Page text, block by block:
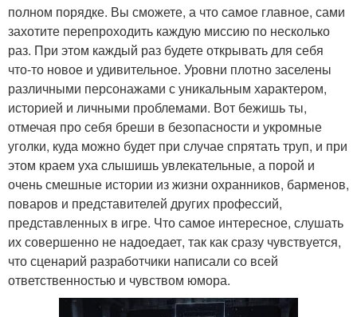
полном порядке. Вы сможете, а что самое главное, сами
захотите перепроходить каждую миссию по несколько
раз. При этом каждый раз будете открывать для себя
что-то новое и удивительное. Уровни плотно заселены
различными персонажами с уникальным характером,
историей и личными проблемами. Вот бежишь ты,
отмечая про себя бреши в безопасности и укромные
уголки, куда можно будет при случае спрятать труп, и при
этом краем уха слышишь увлекательные, а порой и
очень смешные истории из жизни охранников, барменов,
поваров и представителей других профессий,
представленных в игре. Что самое интересное, слушать
их совершенно не надоедает, так как сразу чувствуется,
что сценарий разработчики написали со всей
ответственностью и чувством юмора.